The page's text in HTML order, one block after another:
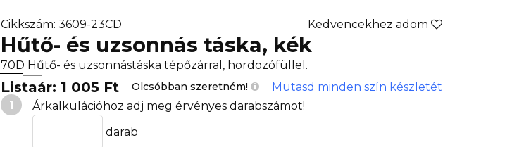
Cikkszám: 3609-23CD Kedvencekhez adom
Hűtő- és uzsonnás táska, kék
70D Hűtő- és uzsonnástáska tépőzárral, hordozófüllel.
Listaár: 1 005 Ft Olcsóbban szeretném!
Mutasd minden szín készletét
1
Árkalkulációhoz adj meg érvényes darabszámot!
darab